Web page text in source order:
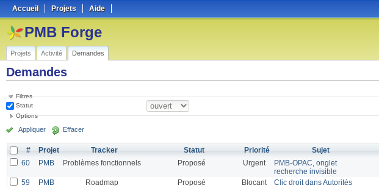
Accueil Projets Aide
PMB Forge
Projets Activité Demandes
Demandes
Filtres
Statut
Options
Appliquer Effacer
# Projet Tracker Statut Priorité Sujet
60
PMB Problèmes fonctionnels Proposé Urgent
PMB-OPAC, onglet
recherche invisible
59 PMB Roadmap Proposé Blocant Clic droit dans Autorités